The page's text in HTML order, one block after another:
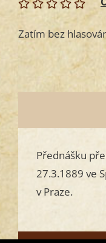
Zatím bez
Přednášku
27.3.1889 ve
v Praze.